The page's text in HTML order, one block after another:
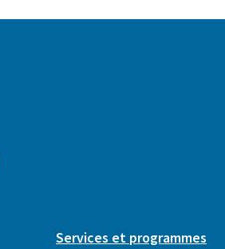
Services et programmes